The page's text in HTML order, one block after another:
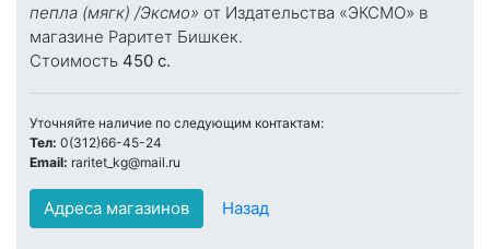
пепла (мягк) /Эксмо» от Издательства «ЭКСМО» в
магазине Раритет Бишкек.
Стоимость 450 c.
Уточняйте наличие по следующим контактам:
Тел: 0(312)66-45-24
Email: raritet_kg@mail.ru
Адреса магазинов Назад